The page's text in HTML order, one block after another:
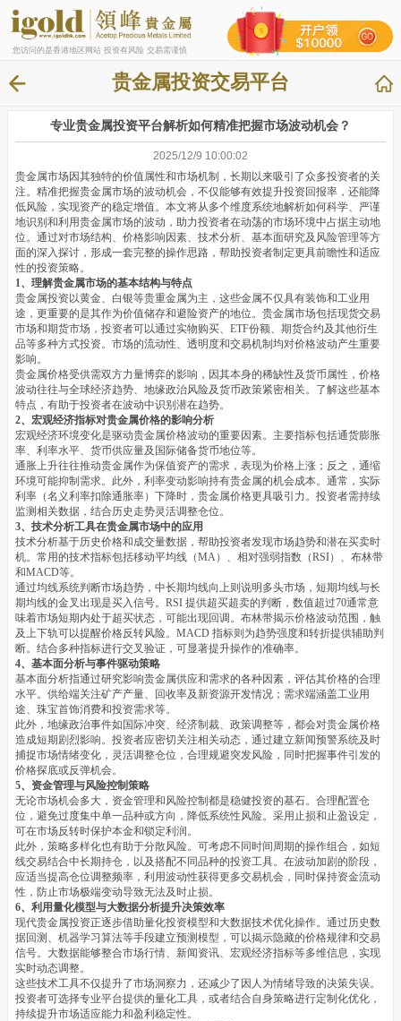
您访问的是香港地区网站 投资有风险 交易需谨慎
贵金属投资交易平台
专业贵金属投资平台解析如何精准把握市场波动机会？
2025/12/9 10:00:02
贵金属市场因其独特的价值属性和市场机制，长期以来吸引了众多投资者的关
注。精准把握贵金属市场的波动机会，不仅能够有效提升投资回报率，还能降
低风险，实现资产的稳定增值。本文将从多个维度系统地解析如何科学、严谨
地识别和利用贵金属市场的波动，助力投资者在动荡的市场环境中占据主动地
位。通过对市场结构、价格影响因素、技术分析、基本面研究及风险管理等方
面的深入探讨，形成一套完整的操作思路，帮助投资者制定更具前瞻性和适应
性的投资策略。
1、理解贵金属市场的基本结构与特点
贵金属投资以黄金、白银等贵重金属为主，这些金属不仅具有装饰和工业用
途，更重要的是其作为价值储存和避险资产的地位。贵金属市场包括现货交易
市场和期货市场，投资者可以通过实物购买、ETF份额、期货合约及其他衍生
品等多种方式投资。市场的流动性、透明度和交易机制均对价格波动产生重要
影响。
贵金属价格受供需双方力量博弈的影响，因其本身的稀缺性及货币属性，价格
波动往往与全球经济趋势、地缘政治风险及货币政策紧密相关。了解这些基本
特点，有助于投资者在波动中识别潜在趋势。
2、宏观经济指标对贵金属价格的影响分析
宏观经济环境变化是驱动贵金属价格波动的重要因素。主要指标包括通货膨胀
率、利率水平、货币供应量及国际储备货币地位等。
通胀上升往往推动贵金属作为保值资产的需求，表现为价格上涨；反之，通缩
环境可能抑制需求。此外，利率变动影响持有贵金属的机会成本。通常，实际
利率（名义利率扣除通胀率）下降时，贵金属价格更具吸引力。投资者需持续
监测相关数据，结合历史走势灵活调整仓位。
3、技术分析工具在贵金属市场中的应用
技术分析基于历史价格和成交量数据，帮助投资者发现市场趋势和潜在买卖时
机。常用的技术指标包括移动平均线（MA）、相对强弱指数（RSI）、布林带
和MACD等。
通过均线系统判断市场趋势，中长期均线向上则说明多头市场，短期均线与长
期均线的金叉出现是买入信号。RSI 提供超买超卖的判断，数值超过70通常意
味着市场短期内处于超买状态，可能出现回调。布林带揭示价格波动范围，触
及上下轨可以提醒价格反转风险。MACD 指标则为趋势强度和转折提供辅助判
断。结合多种指标进行交叉验证，可显著提升操作的准确率。
4、基本面分析与事件驱动策略
基本面分析指通过研究影响贵金属供应和需求的各种因素，评估其价格的合理
水平。供给端关注矿产产量、回收率及新资源开发情况；需求端涵盖工业用
途、珠宝首饰消费和投资需求等。
此外，地缘政治事件如国际冲突、经济制裁、政策调整等，都会对贵金属价格
造成短期剧烈影响。投资者应密切关注相关动态，通过建立新闻预警系统及时
捕捉市场情绪变化，灵活调整仓位，合理规避突发风险，同时把握事件引发的
价格探底或反弹机会。
5、资金管理与风险控制策略
无论市场机会多大，资金管理和风险控制都是稳健投资的基石。合理配置仓
位，避免过度集中单一品种或方向，降低系统性风险。采用止损和止盈设定，
可在市场反转时保护本金和锁定利润。
此外，策略多样化也有助于分散风险。可考虑不同时间周期的操作组合，如短
线交易结合中长期持仓，以及搭配不同品种的投资工具。在波动加剧的阶段，
应适当提高仓位调整频率，利用波动性获得更多交易机会，同时保持资金流动
性，防止市场极端变动导致无法及时止损。
6、利用量化模型与大数据分析提升决策效率
现代贵金属投资正逐步借助量化投资模型和大数据技术优化操作。通过历史数
据回测、机器学习算法等手段建立预测模型，可以揭示隐藏的价格规律和交易
信号。大数据能够整合市场行情、新闻资讯、宏观经济指标等多维信息，实现
实时动态调整。
这些技术工具不仅提升了市场洞察力，还减少了因人为情绪导致的决策失误。
投资者可选择专业平台提供的量化工具，或者结合自身策略进行定制化优化，
持续提升市场适应能力和盈利稳定性。